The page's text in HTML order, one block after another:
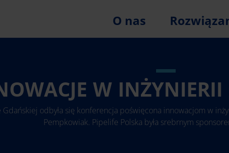
O nas
W
odbyła się konferencja poświęcona innowacjom w
Pempkowiak. Pipelife Polska była srebrnym